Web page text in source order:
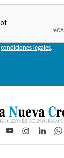
condiciones legales.